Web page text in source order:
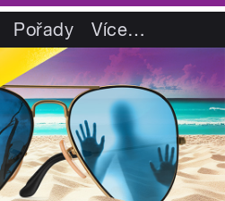
Pořady Více…